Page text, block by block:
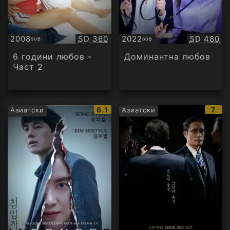
2008SUB
Субтитри Качество:
SD 360
6 години любов -
Част 2
2022SUB
Субтитри SD 480
Доминантна любов
Азиатски
IMDb
рейтинг:
6.1 Азиатски 7